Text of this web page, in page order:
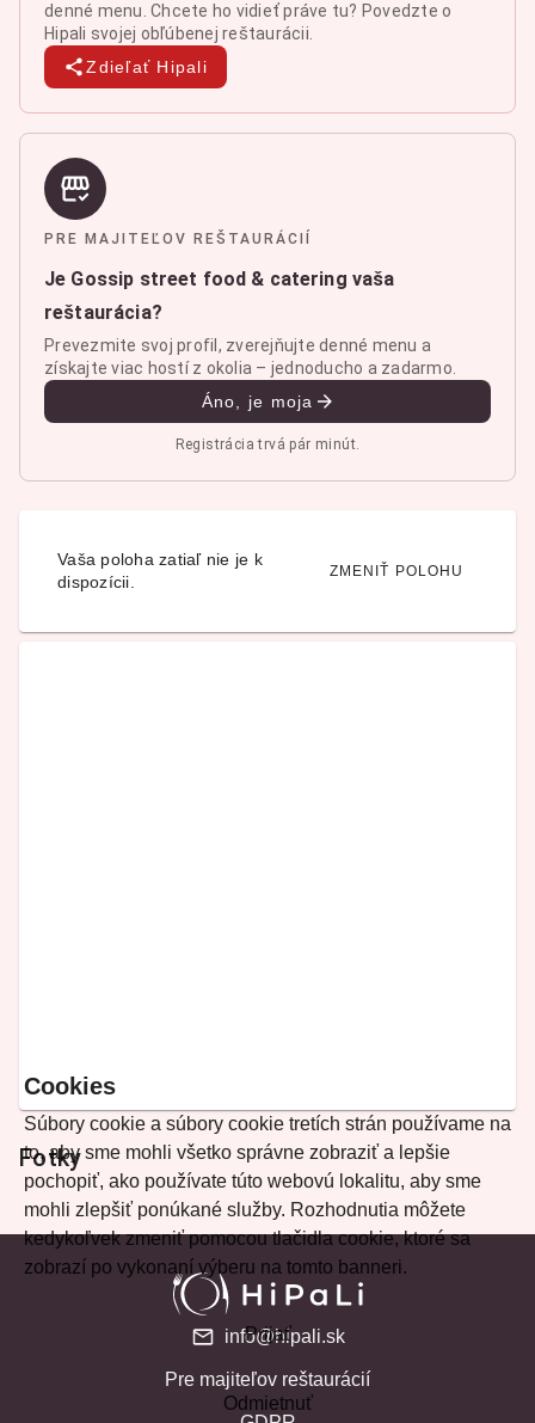
denné menu. Chcete ho vidieť práve tu? Povedzte o
Hipali svojej obľúbenej reštaurácii.
Zdieľať Hipali
PRE MAJITEĽOV REŠTAURÁCIÍ
Je Gossip street food & catering vaša
reštaurácia?
Prevezmite svoj profil, zverejňujte denné menu a
získajte viac hostí z okolia – jednoducho a zadarmo.
Áno, je moja
Registrácia trvá pár minút.
Vaša poloha zatiaľ nie je k
dispozícii.
ZMENIŤ POLOHU
Fotky
Cookies
Súbory cookie a súbory cookie tretích strán používame na
to, aby sme mohli všetko správne zobraziť a lepšie
pochopiť, ako používate túto webovú lokalitu, aby sme
mohli zlepšiť ponúkané služby. Rozhodnutia môžete
kedykoľvek zmeniť pomocou tlačidla cookie, ktoré sa
zobrazí po vykonaní výberu na tomto banneri.
Prijať
Odmietnuť
info@hipali.sk
Pre majiteľov reštaurácií